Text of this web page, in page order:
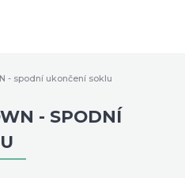
- spodní ukončení soklu
- SPODNÍ